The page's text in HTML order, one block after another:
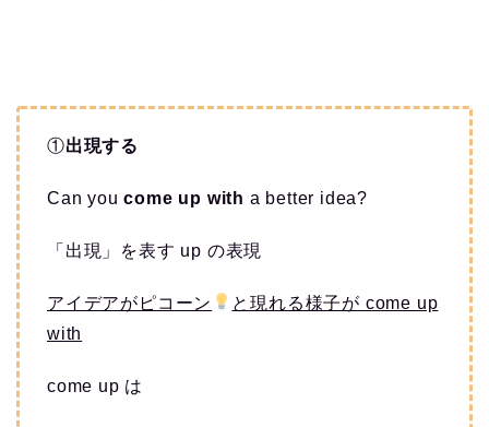
①出現する
Can youcome up with a better idea?
「出現」を表す up の表現
アイデアがピコーン
と現れる様子が come up
with
come up は